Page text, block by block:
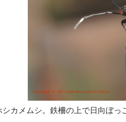
シカメムシ。鉄柵の上で日向ぼっ